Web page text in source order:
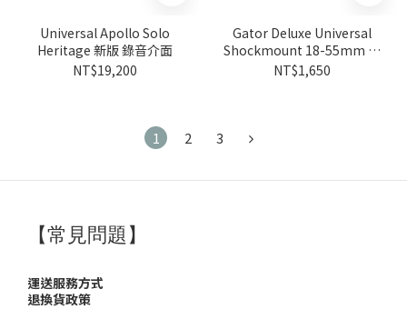
Universal Apollo Solo
Heritage 新版 錄音介面
NT$19,200
Gator Deluxe Universal
Shockmount 18-55mm 電
容麥 避震架
NT$1,650
1 2 3
【常見問題】
運送服務方式
退換貨政策